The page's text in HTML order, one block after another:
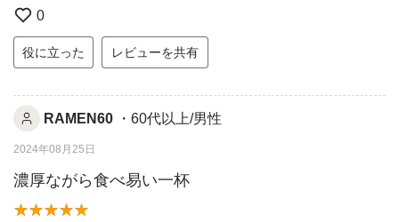
0
役に立った レビューを共有
RAMEN60 ・60代以上/男性
2024年08月25日
濃厚ながら食べ易い一杯